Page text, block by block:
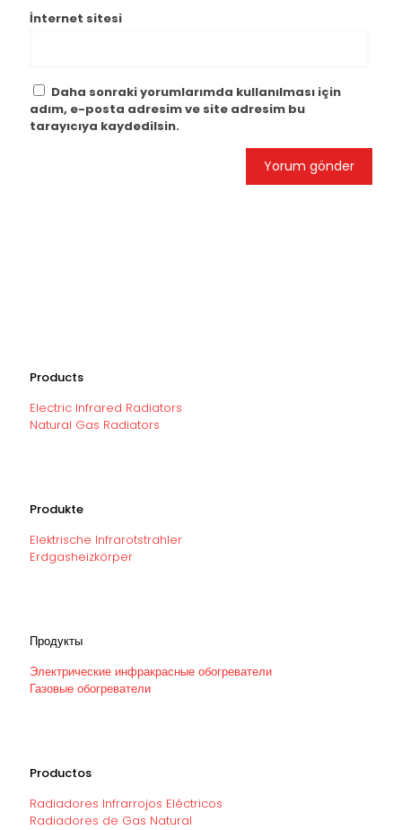
İnternet sitesi
Daha sonraki yorumlarımda kullanılması için
adım, e-posta adresim ve site adresim bu
tarayıcıya kaydedilsin.
Products
Electric Infrared Radiators
Natural Gas Radiators
Produkte
Elektrische Infrarotstrahler
Erdgasheizkörper
Продукты
Электрические инфракрасные обогреватели
Газовые обогреватели
Productos
Radiadores Infrarrojos Eléctricos
Radiadores de Gas Natural